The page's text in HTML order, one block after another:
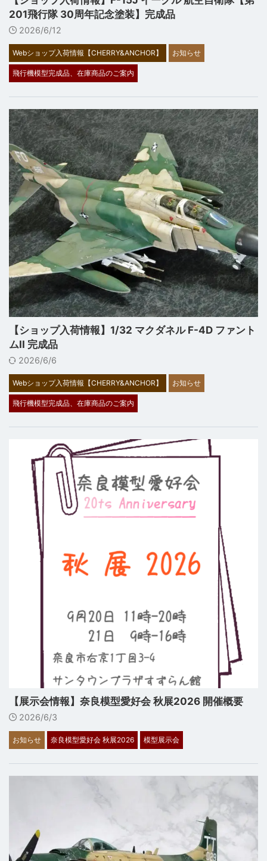
201飛行隊 30周年記念塗装】完成品
2026/6/12
Webショップ入荷情報【CHERRY&ANCHOR】 お知らせ
飛行機模型完成品、在庫商品のご案内
【ショップ入荷情報】1/32 マクダネル F-4D ファント
ムII 完成品
2026/6/6
Webショップ入荷情報【CHERRY&ANCHOR】 お知らせ
飛行機模型完成品、在庫商品のご案内
【展示会情報】奈良模型愛好会 秋展2026 開催概要
2026/6/3
お知らせ 奈良模型愛好会 秋展2026 模型展示会